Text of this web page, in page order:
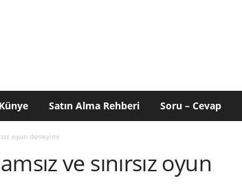
Künye Satın Alma Rehberi Soru – Cevap
oyun deneyimi
ve sınırsız oyun